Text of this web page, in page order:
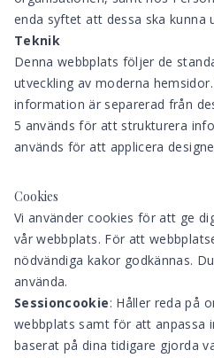
enda syftet att dessa ska kunna
Teknik
Denna webbplats följer de
utveckling av moderna
information är separerad från
5 används för att strukturera
används för att applicera
Cookies
Vi använder cookies för att ge
vår webbplats. För att
nödvändiga kakor godkännas.
använda.
Sessioncookie: Håller reda på
webbplats samt för att anpassa
baserat på dina tidigare gjorda